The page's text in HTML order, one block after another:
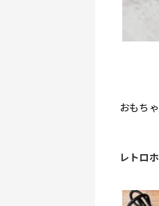
おもち
レトロ